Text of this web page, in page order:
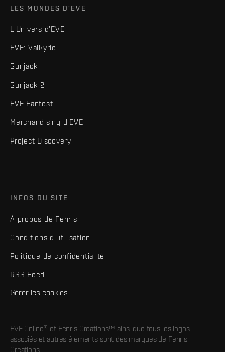
LES MONDES D'EVE
L'Univers d'EVE
EVE: Valkyrie
Gunjack
Gunjack 2
EVE Fanfest
Merchandising d'EVE
Project Discovery
INFOS DU SITE
À propos de Fenris
Conditions d'utilisation
Politique de confidentialité
RSS Feed
Gérer les cookies
EVE Online® et Fenris Creations™ ainsi que tous les logos
associés et autres éléments sont des marques de Fenris
Creations.